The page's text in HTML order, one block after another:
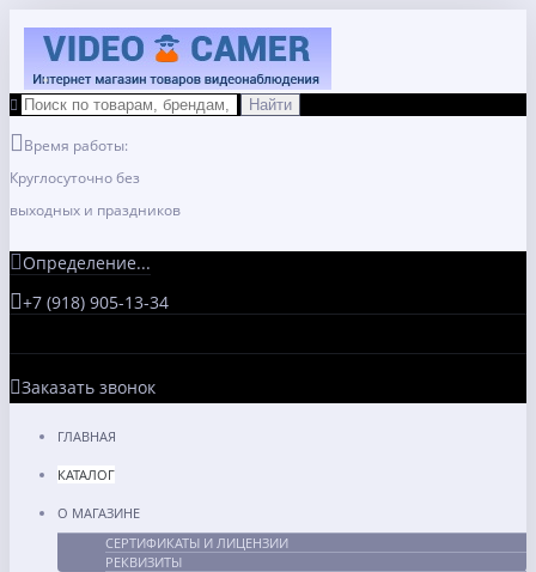
Время работы:
Круглосуточно без
выходных и праздников
Определение...
+7 (918) 905-13-34
Заказать звонок
ГЛАВНАЯ
КАТАЛОГ
О МАГАЗИНЕ
СЕРТИФИКАТЫ И ЛИЦЕНЗИИ
РЕКВИЗИТЫ